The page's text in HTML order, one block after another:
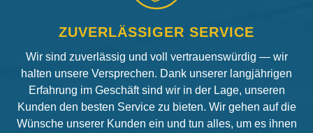
ZUVERLÄSSIGER SERVICE
Wir sind zuverlässig und voll vertrauenswürdig — wir
halten unsere Versprechen. Dank unserer langjährigen
Erfahrung im Geschäft sind wir in der Lage, unseren
Kunden den besten Service zu bieten. Wir gehen auf die
Wünsche unserer Kunden ein und tun alles, um es ihnen